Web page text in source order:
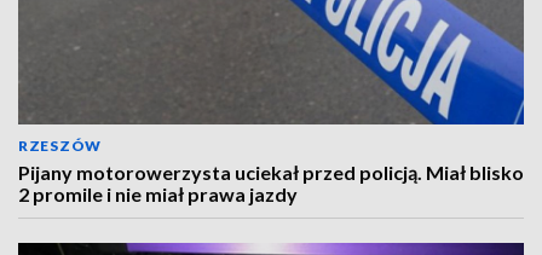
RZESZÓW
Pijany motorowerzysta uciekał przed policją. Miał blisko
2 promile i nie miał prawa jazdy